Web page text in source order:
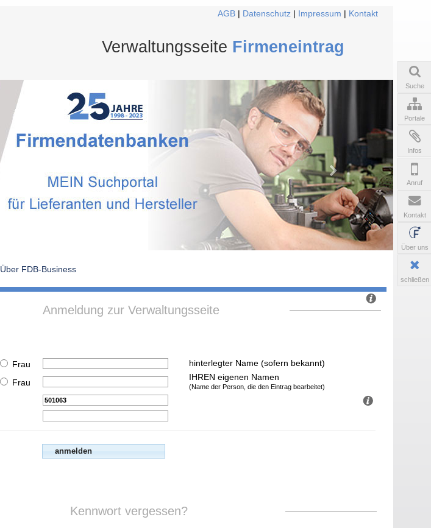
AGB Datenschutz Impressum Kontakt
Verwaltungsseite Firmeneintrag
Über FDB-Business
Anmeldung zur Verwaltungsseite
Frau
hinterlegter Name (sofern bekannt)
Frau
IHREN eigenen Namen
(Name der Person, die den Eintrag bearbeitet)
Kennwort vergessen?
Suche
Portale
Infos
Anruf
Kontakt
Über uns
schließen